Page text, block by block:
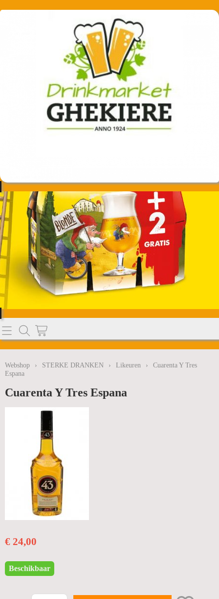
Home
BIEREN
SODASTREAM
WATER
MELKPRODUCTEN
BUBBELS
PROMOTIES
WIJNEN
STERKE DRANKEN
GESCHENKEN
TERUGNAME LEEGGOED
Info
Webshop › STERKE DRANKEN › Likeuren ›
Cuarenta Y Tres
Espana
Cuarenta Y Tres Espana
€ 24,00
Beschikbaar